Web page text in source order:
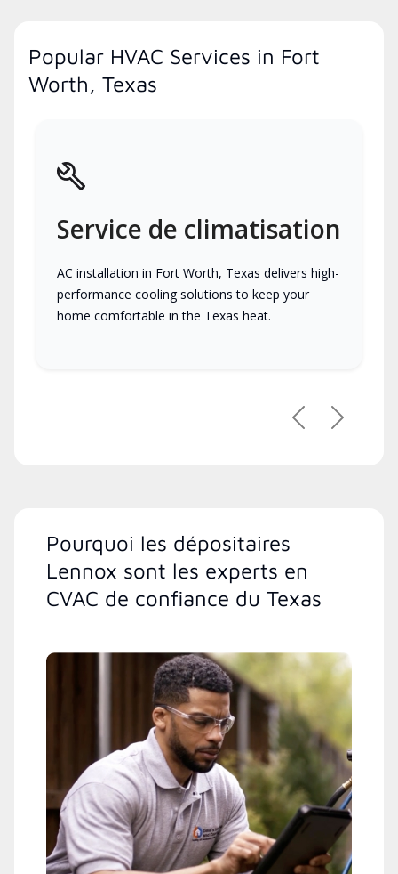
Popular HVAC Services in Fort
Worth, Texas
Service de climatisation
AC installation in Fort Worth, Texas delivers high-
performance cooling solutions to keep your
home comfortable in the Texas heat.
PrécédentSuivant
Pourquoi les dépositaires
Lennox sont les experts en
CVAC de confiance du Texas